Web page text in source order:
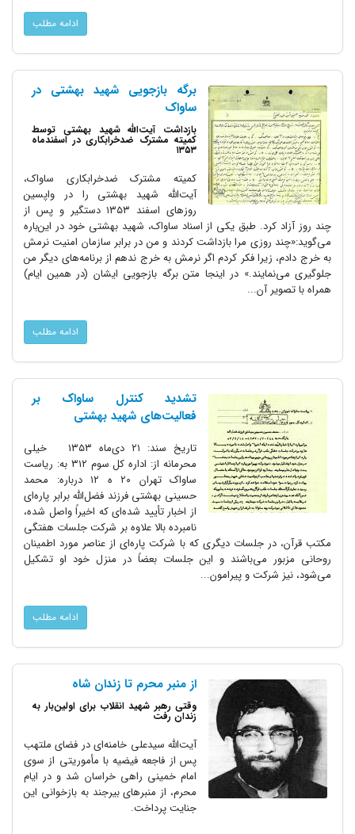
ادامه مطلب
برگه بازجویی شهید بهشتی در
ساواک
بازداشت آیت‌الله شهید بهشتی توسط
کمیته مشترک ضدخرابکاری در اسفندماه
۱۳۵۳
کمیته مشترک ضدخرابکاری ساواک،
آیت‌الله شهید بهشتی را در واپسین
روزهای اسفند ۱۳۵۳ دستگیر و پس از
چند روز آزاد کرد. طبق یکی از اسناد ساواک، شهید بهشتی خود در این‌باره
می‌گوید:«چند روزی مرا بازداشت کردند و من در برابر سازمان امنیت نرمش
به خرج دادم، زیرا فکر کردم اگر نرمش به خرج ندهم از برنامه‌های دیگر من
جلوگیری می‌نمایند.» در اینجا متن برگه بازجویی ایشان (در همین ایام)
همراه با تصویر آن...
ادامه مطلب
تشدید کنترل ساواک بر
فعالیت‌های شهید بهشتی
تاریخ سند: ۲۱ دی‌ماه ۱۳۵۳ خیلی
محرمانه از: اداره کل سوم ۳۱۲ به: ریاست
ساواک تهران ۲۰ ه ۱۲ درباره: محمد
حسینی بهشتی فرزند فضل‌الله برابر پاره‌ای
از اخبار تأیید شده‌ای که اخیراً واصل شده،
نامبرده بالا علاوه بر شرکت جلسات هفتگی
مکتب قرآن، در جلسات دیگری که با شرکت پاره‌ای از عناصر مورد اطمینان
روحانی مزبور می‌باشند و این جلسات بعضاً در منزل خود او تشکیل
می‌شود، نیز شرکت و پیرامون...
ادامه مطلب
از منبر محرم تا زندان شاه
‌وقتی رهبر شهید انقلاب برای اولین‌بار به
زندان رفت
آیت‌الله سیدعلی خامنه‌ای در فضای ملتهب
پس از فاجعه فیضیه با مأموریتی از سوی
امام خمینی راهی خراسان شد و در ایام
محرم، از منبرهای بیرجند به بازخوانی این
جنایت پرداخت.